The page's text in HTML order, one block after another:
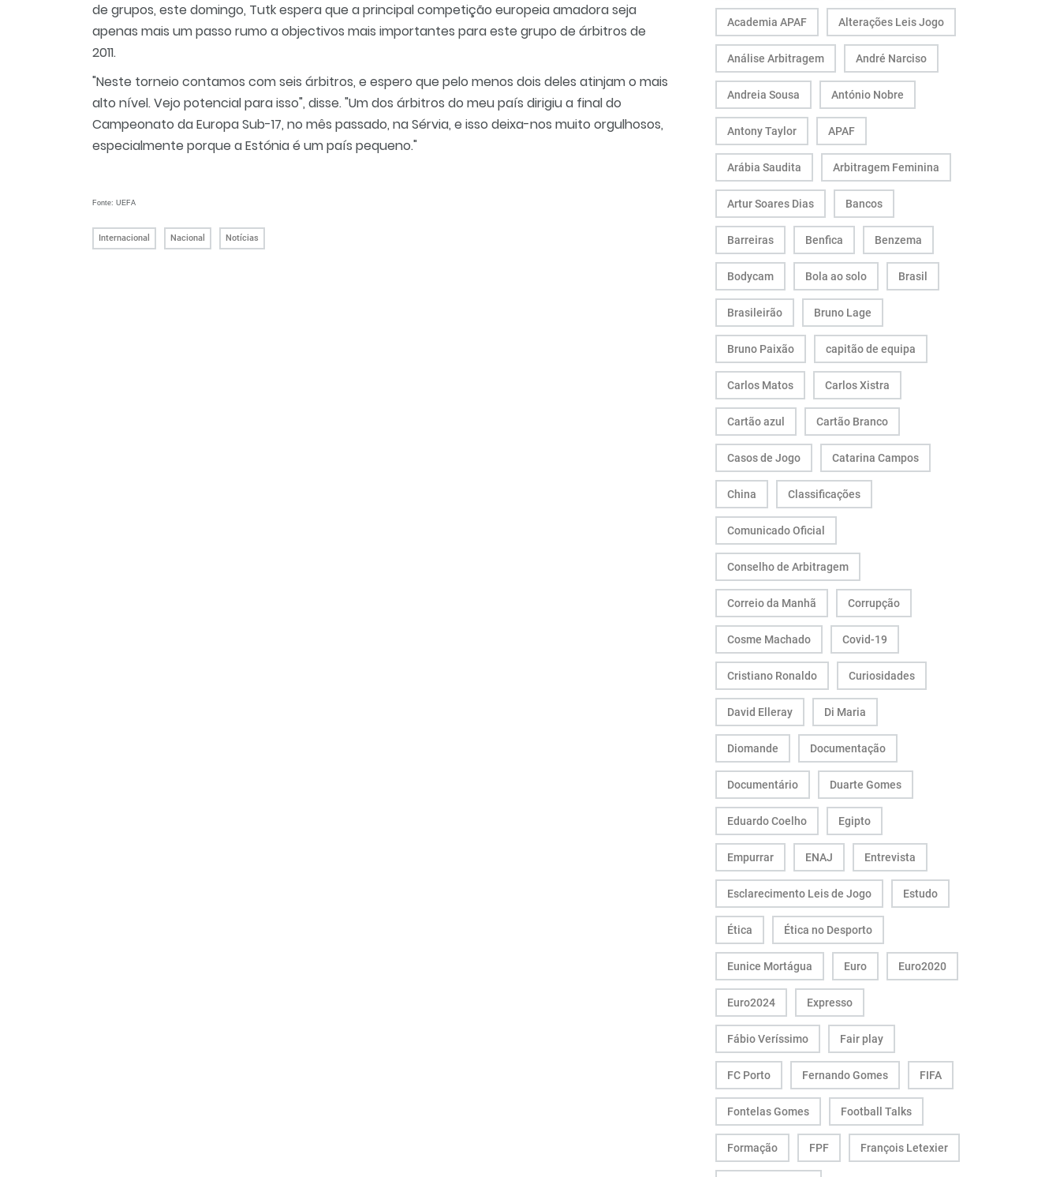
de grupos, este domingo, Tutk espera que a principal competição europeia amadora seja
apenas mais um passo rumo a objectivos mais importantes para este grupo de árbitros de
2011.
"Neste torneio contamos com seis árbitros, e espero que pelo menos dois deles atinjam o mais
alto nível. Vejo potencial para isso", disse. "Um dos árbitros do meu país dirigiu a final do
Campeonato da Europa Sub-17, no mês passado, na Sérvia, e isso deixa-nos muito orgulhosos,
especialmente porque a Estónia é um país pequeno."
Fonte: UEFA
Internacional Nacional Notícias
Academia APAF Alterações Leis Jogo
Análise Arbitragem André Narciso
Andreia Sousa António Nobre
Antony Taylor APAF
Arábia Saudita Arbitragem Feminina
Artur Soares Dias Bancos
Barreiras Benfica Benzema
Bodycam Bola ao solo Brasil
Brasileirão Bruno Lage
Bruno Paixão capitão de equipa
Carlos Matos Carlos Xistra
Cartão azul Cartão Branco
Casos de Jogo Catarina Campos
China Classificações
Comunicado Oficial
Conselho de Arbitragem
Correio da Manhã Corrupção
Cosme Machado Covid-19
Cristiano Ronaldo Curiosidades
David Elleray Di Maria
Diomande Documentação
Documentário Duarte Gomes
Eduardo Coelho Egipto
Empurrar ENAJ Entrevista
Esclarecimento Leis de Jogo Estudo
Ética Ética no Desporto
Eunice Mortágua Euro Euro2020
Euro2024 Expresso
Fábio Veríssimo Fair play
FC Porto Fernando Gomes FIFA
Fontelas Gomes Football Talks
Formação FPF François Letexier